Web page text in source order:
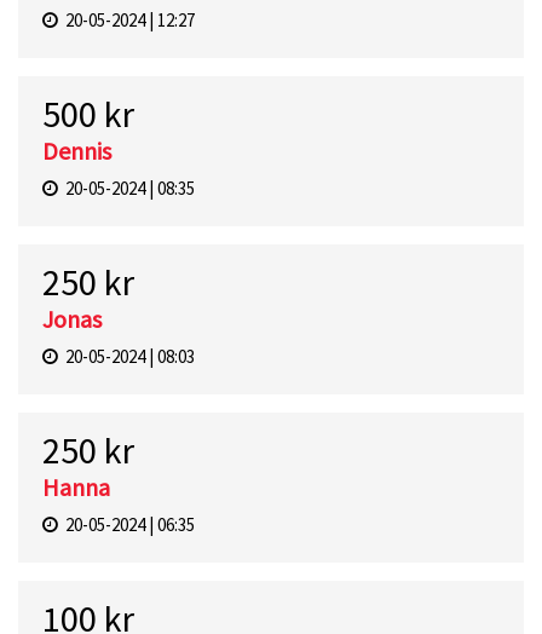
20-05-2024 | 12:27
500 kr
Dennis
20-05-2024 | 08:35
250 kr
Jonas
20-05-2024 | 08:03
250 kr
Hanna
20-05-2024 | 06:35
100 kr